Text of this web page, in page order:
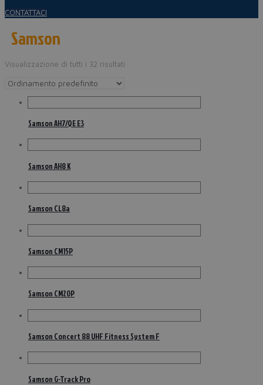
CONTATTACI
Samson
Visualizzazione di tutti i 32 risultati
Samson AH7/QE E3
Samson AH8 K
Samson CL8a
Samson CM15P
Samson CM20P
Samson Concert 88 UHF Fitness System F
Samson G-Track Pro